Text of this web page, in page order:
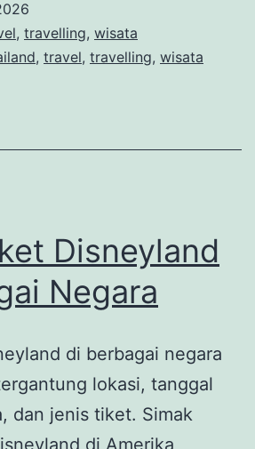
dengan
Pantai
Unik,
Lezat
, travelling, wisata
, travel, travelling, wisata
Disneyland
Negara
di berbagai negara
lokasi, tanggal
dan jenis tiket. Simak
di Amerika